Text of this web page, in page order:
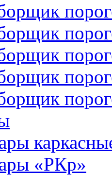
«РКр»